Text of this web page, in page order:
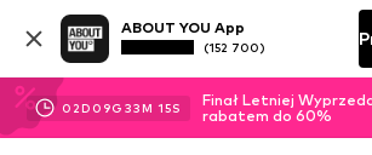
ABOUT YOU App
(152 700)
02D 09G 33M 14S
Finał Letniej
rabatem do 60%